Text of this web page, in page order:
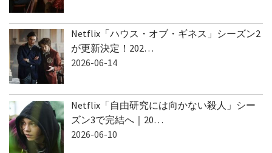
Netflix「ハウス・オブ・ギネス」シーズン2
が更新決定！202…
2026-06-14
Netflix「自由研究には向かない殺人」シー
ズン3で完結へ｜20…
2026-06-10